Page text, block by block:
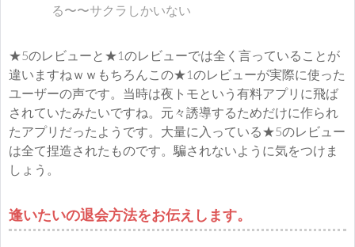
る〜〜サクラしかいない
★5のレビューと★1のレビューでは全く言っていることが
違いますねｗｗもちろんこの★1のレビューが実際に使った
ユーザーの声です。当時は夜トモという有料アプリに飛ば
されていたみたいですね。元々誘導するためだけに作られ
たアプリだったようです。大量に入っている★5のレビュー
は全て捏造されたものです。騙されないように気をつけま
しょう。
逢いたいの退会方法をお伝えします。